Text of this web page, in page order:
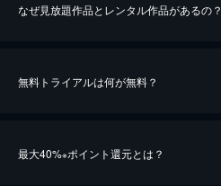
なぜ見放題作品とレンタル作品があるの？
無料トライアルは何が無料？
最大40%※ポイント還元とは？